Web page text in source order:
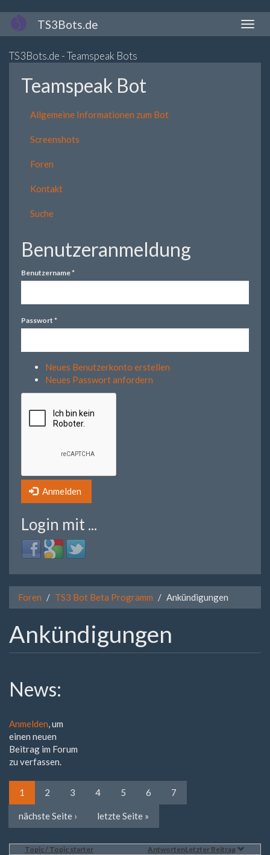
Direkt
zum
TS3Bots.de
TS3Bots.de - Teamspeak Bots
Teamspeak Bot
Allgemeine Informationen zum Bot
Screenshots
Foren
Kontakt
Suche
Benutzeranmeldung
Benutzername*
Passwort *
Neues Benutzerkonto erstellen
Neues Passwort anfordern
Anmelden
Login mit ...
Login
with
Login
with
Login
with
Foren TS3 Bot Beta Programm Ankündigungen
Ankündigungen
News:
Anmelden, um
einen neuen
Beitrag im Forum
zu verfassen.
1 2 3 4 5 6 7
nächste Seite › letzte Seite »
Topic / Topic starter AntwortenLetzter Beitrag